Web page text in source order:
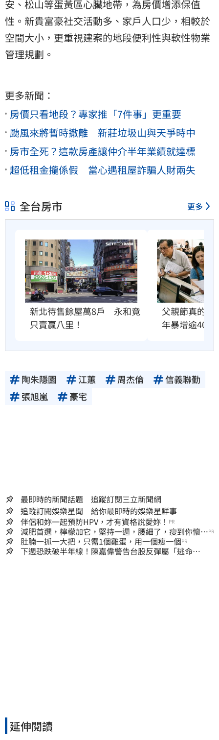
安、松山等蛋黃區心臟地帶，為房價增添保值
性。新貴富豪社交活動多、家戶人口少，相較於
空間大小，更重視建案的地段便利性與軟性物業
管理規劃。
更多新聞：
房價只看地段？專家推「7件事」更重要
颱風來將暫時撤離 新莊垃圾山與天爭時中
房市全死？這款房產讓仲介半年業績就達標
超低租金攏係假 當心遇租屋詐騙人財兩失
全台房市 更多
新北待售餘屋萬8戶　永和竟
只賣贏八里！
父親節真的快
年暴增逾400
陶朱隱園 江蕙 周杰倫
信義聯勤
張旭嵐
豪宅
最即時的新聞話題 追蹤訂閱三立新聞網
追蹤訂閱娛樂星聞 給你最即時的娛樂星鮮事
伴侶和妳一起預防HPV，才有資格說愛妳！ PR
減肥首選，檸檬加它，堅持一週，腰細了，瘦到你懷疑
人生
PR
肚腩一抓一大把，只需1個雞蛋，用一個瘦一個PR
下週恐跌破半年線！陳嘉偉警告台股反彈屬「逃命
延伸閱讀